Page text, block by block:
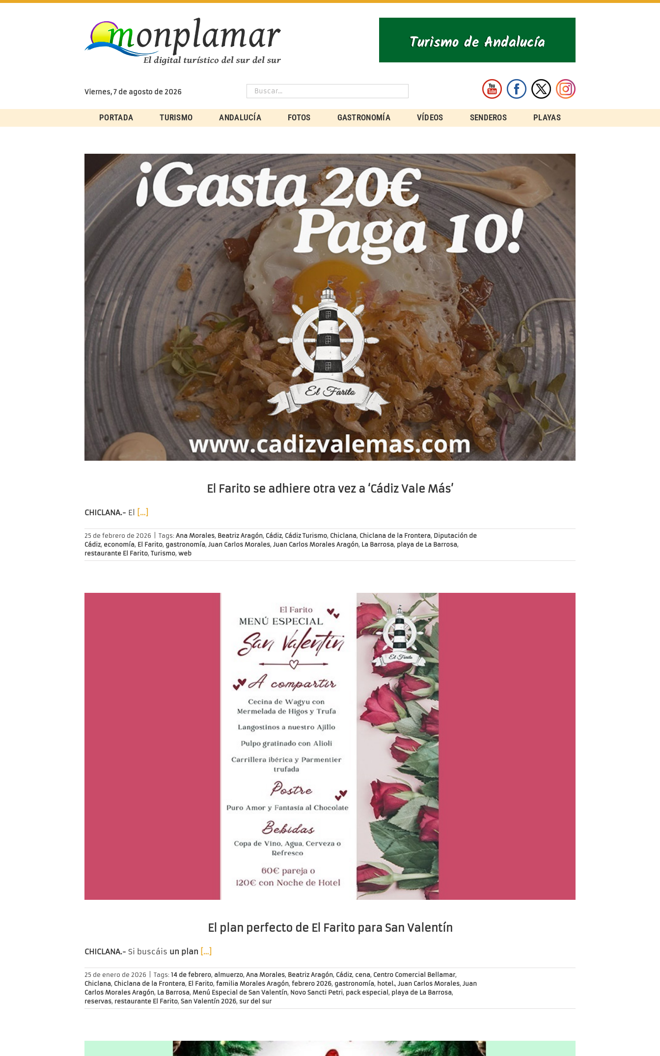
Skip
Viernes, 7 de agosto de 2026
PORTADA TURISMO ANDALUCÍA FOTOS GASTRONOMÍA VÍDEOS SENDEROS PLAYAS
El Farito se adhiere otra vez a ‘Cádiz Vale Más’
CHICLANA.- El […]
25 de febrero de 2026 Tags: Ana Morales, Beatriz Aragón, Cádiz, Cádiz Turismo, Chiclana, Chiclana de la Frontera, Diputación de
Cádiz, economía, El Farito, gastronomía, Juan Carlos Morales, Juan Carlos Morales Aragón, La Barrosa, playa de La Barrosa,
restaurante El Farito, Turismo, web
El plan perfecto de El Farito para San Valentín
CHICLANA.- Si buscáis un plan […]
25 de enero de 2026 Tags: 14 de febrero, almuerzo, Ana Morales, Beatriz Aragón, Cádiz, cena, Centro Comercial Bellamar,
Chiclana, Chiclana de la Frontera, El Farito, familia Morales Aragón, febrero 2026, gastronomía, hotel., Juan Carlos Morales, Juan
Carlos Morales Aragón, La Barrosa, Menú Especial de San Valentín, Novo Sancti Petri, pack especial , playa de La Barrosa,
reservas, restaurante El Farito, San Valentín 2026, sur del sur